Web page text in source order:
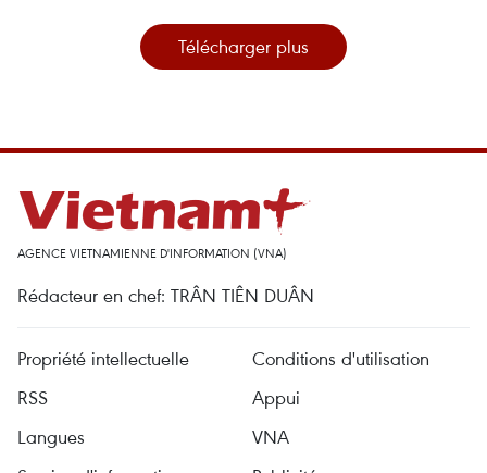
Télécharger plus
AGENCE VIETNAMIENNE D'INFORMATION (VNA)
Rédacteur en chef: TRÂN TIÊN DUÂN
Propriété intellectuelle
Conditions d'utilisation
RSS
Appui
Langues
VNA